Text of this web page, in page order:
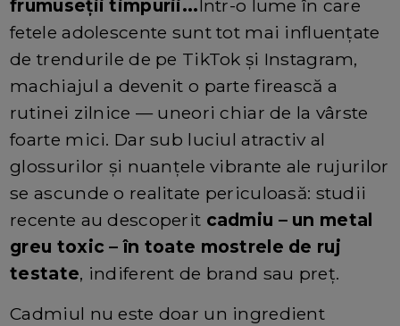
frumuseții timpurii...Într-o lume în care
fetele adolescente sunt tot mai influențate
de trendurile de pe TikTok și Instagram,
machiajul a devenit o parte firească a
rutinei zilnice — uneori chiar de la vârste
foarte mici. Dar sub luciul atractiv al
glossurilor și nuanțele vibrante ale rujurilor
se ascunde o realitate periculoasă: studii
recente au descoperit cadmiu – un metal
greu toxic – în toate mostrele de ruj
testate, indiferent de brand sau preț.
Cadmiul nu este doar un ingredient